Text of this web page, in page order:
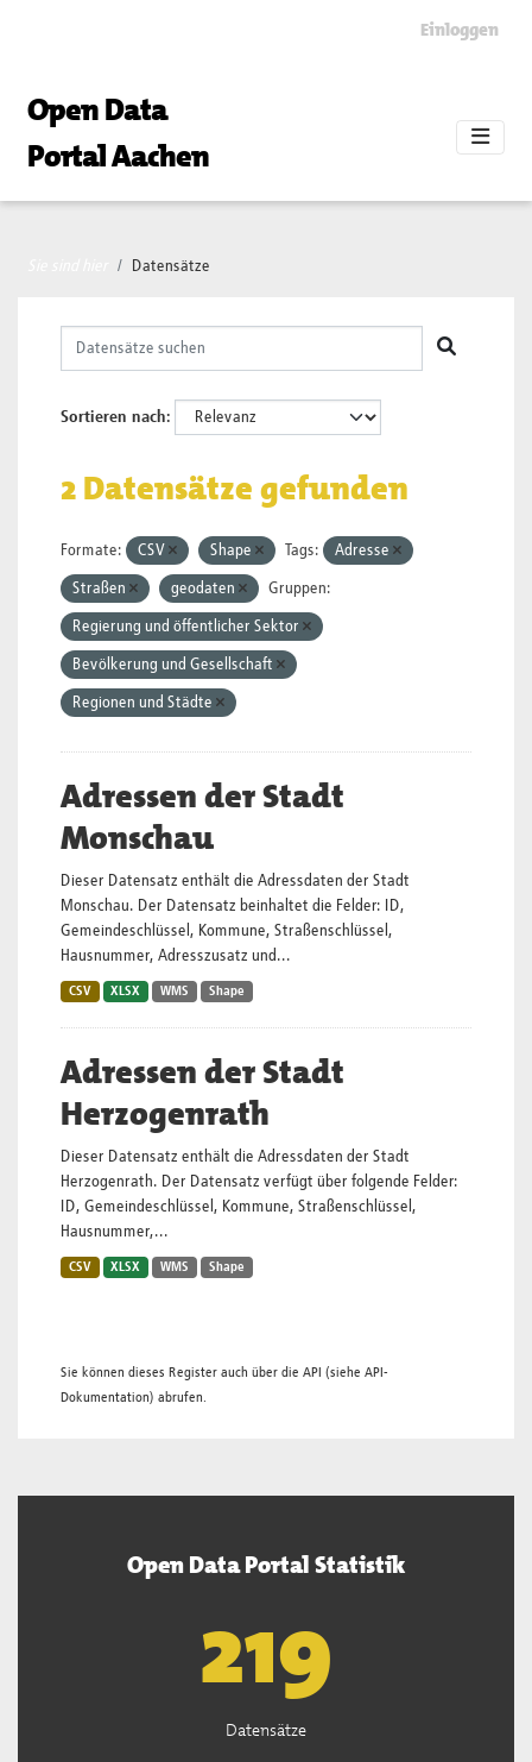
Einloggen
Open Data
Portal Aachen
Datensätze
Sortieren nach
2 Datensätze gefunden
Formate: CSV Shape Tags: Adresse
Straßen geodaten Gruppen:
Regierung und öffentlicher Sektor
Bevölkerung und Gesellschaft
Regionen und Städte
Adressen der Stadt
Monschau
Dieser Datensatz enthält die Adressdaten der Stadt
Monschau. Der Datensatz beinhaltet die Felder: ID,
Gemeindeschlüssel, Kommune, Straßenschlüssel,
Hausnummer, Adresszusatz und...
CSV XLSX WMS Shape
Adressen der Stadt
Herzogenrath
Dieser Datensatz enthält die Adressdaten der Stadt
Herzogenrath. Der Datensatz verfügt über folgende Felder:
ID, Gemeindeschlüssel, Kommune, Straßenschlüssel,
Hausnummer,...
CSV XLSX WMS Shape
Sie können dieses Register auch über die API (siehe API-
Dokumentation) abrufen.
Open Data Portal Statistik
221
Datensätze